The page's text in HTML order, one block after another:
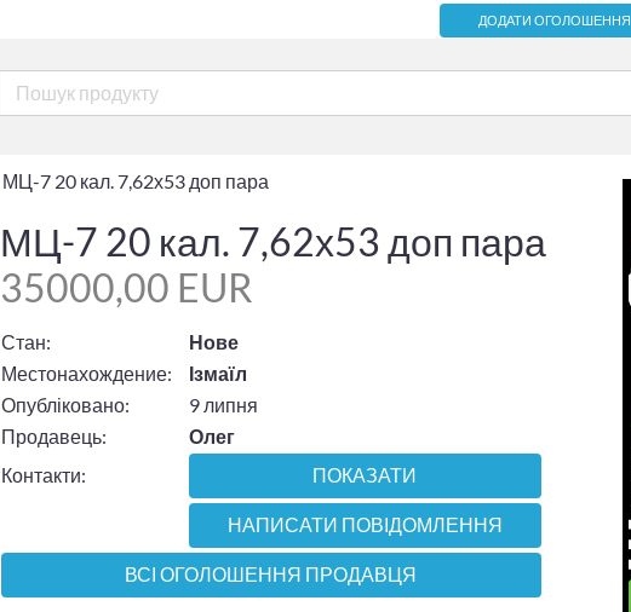
ДОДАТИ ОГОЛОШЕННЯ
МЦ-7 20 кал. 7,62х53 доп пара
МЦ-7 20 кал. 7,62х53 доп пара
35000,00 EUR
Стан:
Нове
Местонахождение:
Ізмаїл
Опубліковано:
9 липня
Продавець:
Олег
Контакти:
ПОКАЗАТИ
НАПИСАТИ ПОВІДОМЛЕННЯ
ВСІ ОГОЛОШЕННЯ ПРОДАВЦЯ